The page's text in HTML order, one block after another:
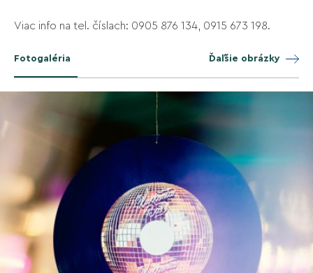
Viac info na tel. číslach: 0905 876 134, 0915 673 198.
Fotogaléria Ďaľšie obrázky